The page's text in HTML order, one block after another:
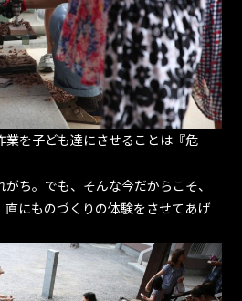
業を子ども達にさせることは『危
ち。でも、そんな今だからこそ、
にものづくりの体験をさせてあげ